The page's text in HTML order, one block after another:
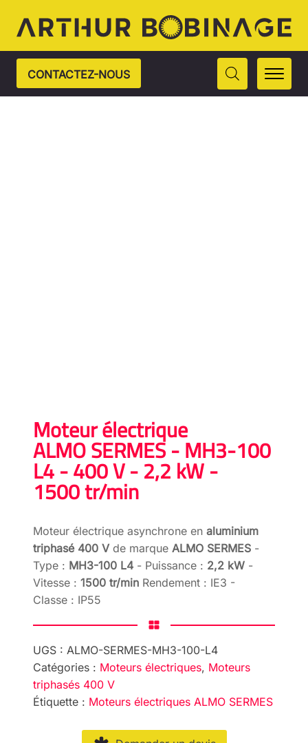
CONTACTEZ-NOUS
Moteur électrique
ALMO SERMES - MH3-100
L4 - 400 V - 2,2 kW -
1500 tr/min
Moteur électrique asynchrone en aluminium
triphasé 400 V de marque ALMO SERMES -
Type : MH3-100 L4 - Puissance : 2,2 kW -
Vitesse : 1500 tr/min Rendement : IE3 -
Classe : IP55
UGS : ALMO-SERMES-MH3-100-L4
Catégories : Moteurs électriques, Moteurs
triphasés 400 V
Étiquette : Moteurs électriques ALMO SERMES